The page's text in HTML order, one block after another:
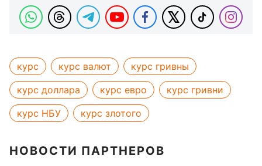
курс курс валют
курс гривны
курс доллара
курс евро
курс гривни
курс НБУ
курс злотого
НОВОСТИ ПАРТНЕРОВ